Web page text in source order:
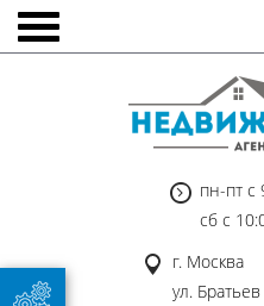
пн-пт с
сб с
г. Москва
ул.